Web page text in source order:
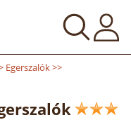
Egerszalók>>